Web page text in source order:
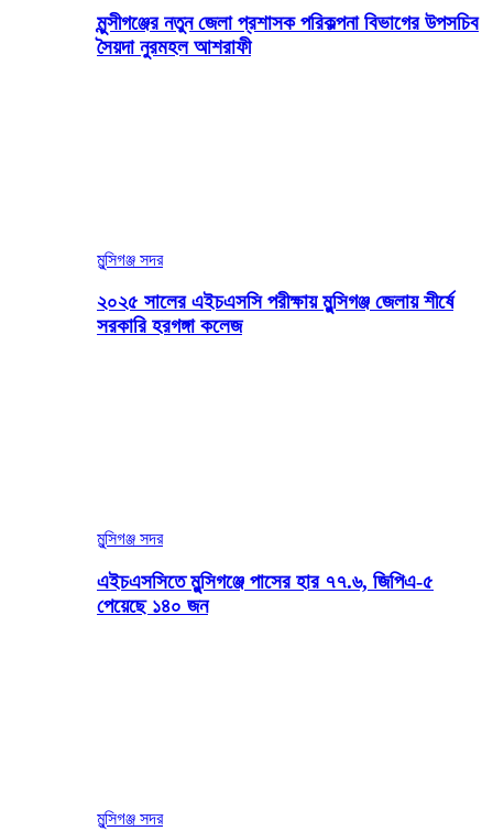
মুন্সীগঞ্জের নতুন জেলা প্রশাসক পরিকল্পনা বিভাগের উপসচিব
সৈয়দা নুরমহল আশরাফী
মুন্সিগঞ্জ সদর
২০২৫ সালের এইচএসসি পরীক্ষায় মুন্সিগঞ্জ জেলায় শীর্ষে
সরকারি হরগঙ্গা কলেজ
মুন্সিগঞ্জ সদর
এইচএসসিতে মুন্সিগঞ্জে পাসের হার ৭৭.৬, জিপিএ-৫
পেয়েছে ১৪০ জন
মুন্সিগঞ্জ সদর